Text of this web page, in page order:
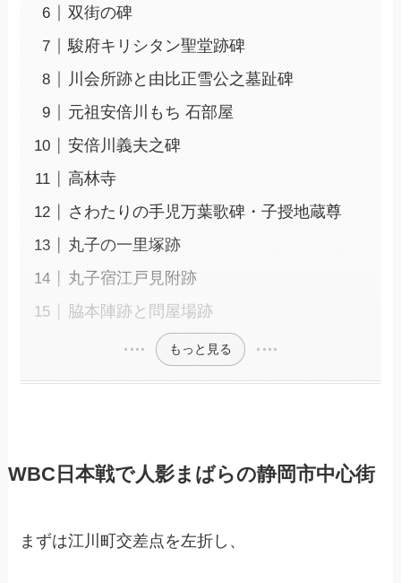
双街の碑
駿府キリシタン聖堂跡碑
川会所跡と由比正雪公之墓趾碑
元祖安倍川もち 石部屋
安倍川義夫之碑
高林寺
さわたりの手児万葉歌碑・子授地蔵尊
丸子の一里塚跡
丸子宿江戸見附跡
脇本陣跡と問屋場跡
もっと見る
WBC日本戦で人影まばらの静岡市中心街
まずは江川町交差点を左折し、